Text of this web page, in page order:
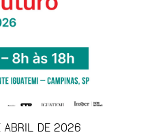
ABRIL DE 2026